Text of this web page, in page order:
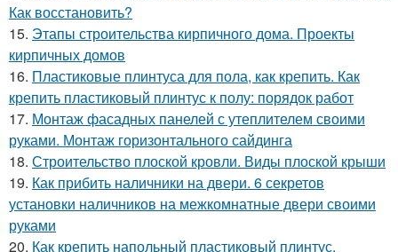
Как восстановить?
15. Этапы строительства кирпичного дома. Проекты
кирпичных домов
16. Пластиковые плинтуса для пола, как крепить. Как
крепить пластиковый плинтус к полу: порядок работ
17. Монтаж фасадных панелей с утеплителем своими
руками. Монтаж горизонтального сайдинга
18. Строительство плоской кровли. Виды плоской крыши
19. Как прибить наличники на двери. 6 секретов
установки наличников на межкомнатные двери своими
руками
20. Как крепить напольный пластиковый плинтус.